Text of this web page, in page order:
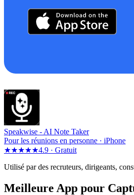
Speakwise - AI Note Taker
Pour les réunions en personne · iPhone
★★★★★4.9 · Gratuit
Utilisé par des recruteurs, dirigeants,
Meilleure App pour